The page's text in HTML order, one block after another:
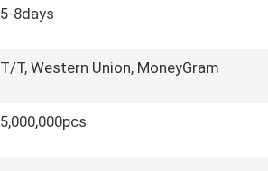
5-8days
T/T, Western Union, MoneyGram
5,000,000pcs